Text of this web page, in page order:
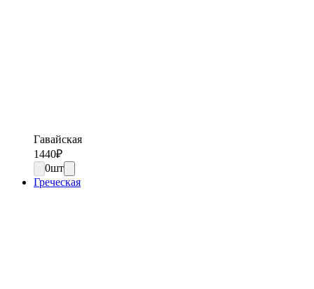
Гавайская
1440₽
0шт
Греческая